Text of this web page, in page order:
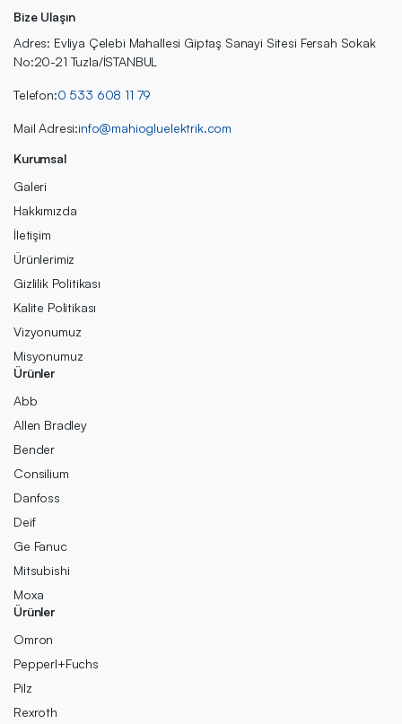
Bize Ulaşın
Adres: Evliya Çelebi Mahallesi Giptaş Sanayi Sitesi Fersah Sokak
No:20-21 Tuzla/İSTANBUL
Telefon:0 533 608 11 79
Mail Adresi:info@mahiogluelektrik.com
Kurumsal
Galeri
Hakkımızda
İletişim
Ürünlerimiz
Gizlilik Politikası
Kalite Politikası
Vizyonumuz
Misyonumuz
Ürünler
Abb
Allen Bradley
Bender
Consilium
Danfoss
Deif
Ge Fanuc
Mitsubishi
Moxa
Ürünler
Omron
Pepperl+Fuchs
Pilz
Rexroth